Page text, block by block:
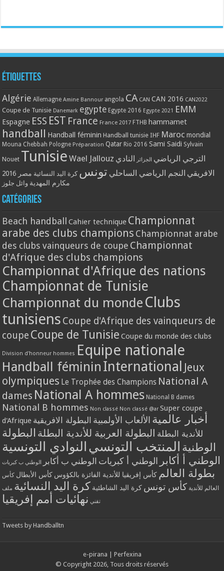
Étiquettes
Algérie Allemagne Amine Bannour angola CA CAN CAN 2016 CAN2022
Coupe de Tunisie Danemark egypte Egypte 2016 Egypte 2021 EMM
Espagne ESS EST France France 2017 FTHB hammamet
handball Handball féminin Handball tunisie IHF Maroc mondial
Mouna Chebbah Pologne Préparation Qatar Rio 2016 Sami Saidi Sylvain
Nouet Tunisie Wael Jallouz الترجي الرياضي الجزائر النادي
الافريقي النجم الرياضي الساحلي تونس كرة اليد النسائية مصر 2016
مكارم المهدية وائل جلوز
Catégories
Beach handball Cahier technique Championnat
arabe des clubs champions Championnat arabe
des clubs vainqueurs de coupe Championnat
d'Afrique des clubs champions
Championnat d'Afrique des nations
Championnat de Tunisie
Championnat du monde Clubs
tunisiens Coupe d'Afrique des vainqueurs de
coupe Coupe de Tunisie Coupe du monde des clubs
Division d'honneur hommes Equipe nationale
Handball féminin International Jeux
olympiques Le Trophée des Champions National A
dames National A hommes National B dames
National B hommes Non classé Non classé @ar Super coupe
d'Afrique
أخبار عالمية الألعاب الأولمبية البطولة الافريقية
للأندية البطلة البطولة العربية للأندية البطلة البطولة
الوطنية المنتخب التونسي النوادي التونسية
الوطني أ أكابر الوطني أ كبريات الوطني ب أكابر الوطني ب كبريات
بطولة العالم كأس إفريقيا للأندية الفائزة بالكؤوس كأس الأبطال كأس
العالم للأندية كأس تونس كرة اليد الشاطئية كرة اليد النسائية ملف
تقني نهائيات أمم إفريقيا
Tweets by Handballtn
e-pirana
Perfexina
© Copyright 2026, Tous droits réservés